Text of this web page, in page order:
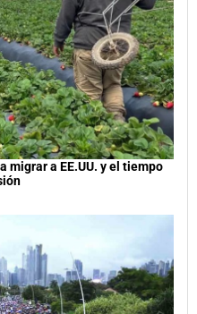
migrar a EE.UU. y el tiempo